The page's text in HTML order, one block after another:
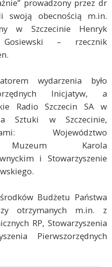
prowadzony przez dr
swoją obecnością m.in.
w Szczecinie Henryk
– rzecznik
wydarzenia było
Inicjatyw, a
Radio Szczecin SA w
Sztuki w Szczecinie,
Województwo
Muzeum Karola
i Stowarzyszenie
Budżetu Państwa
otrzymanych m.in. z
RP, Stowarzyszenia
Pierwszorzędnych